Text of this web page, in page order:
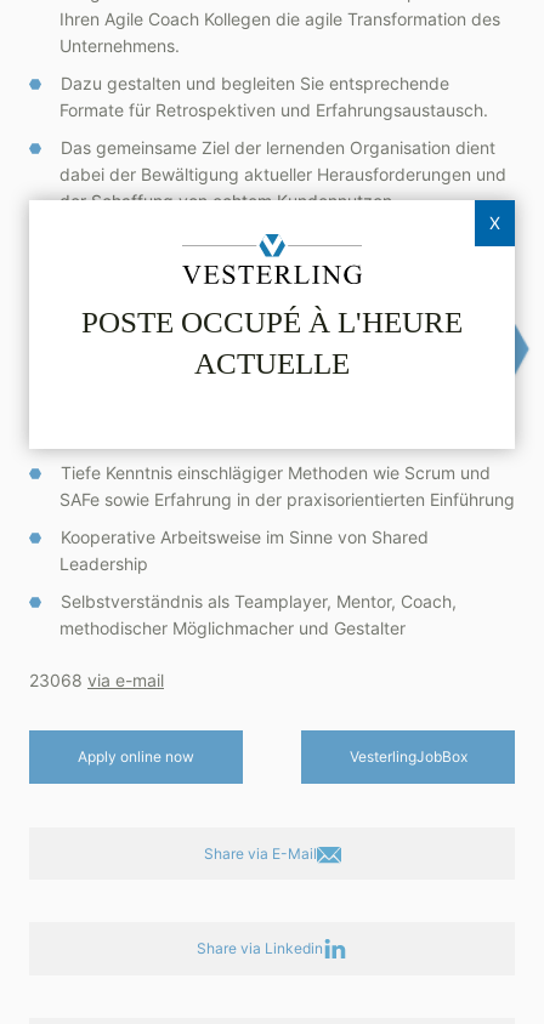
POSTE OCCUPÉ À L'HEURE
ACTUELLE
X
Ihren Agile Coach Kollegen die agile Transformation des
Unternehmens.
Dazu gestalten und begleiten Sie entsprechende
Formate für Retrospektiven und Erfahrungsaustausch.
Das gemeinsame Ziel der lernenden Organisation dient
dabei der Bewältigung aktueller Herausforderungen und
der Schaffung von echtem Kundennutzen.
VOTRE PROFIL
und Scrum Master
Tiefe Kenntnis einschlägiger Methoden wie Scrum und
SAFe sowie Erfahrung in der praxisorientierten Einführung
Kooperative Arbeitsweise im Sinne von Shared
Leadership
Selbstverständnis als Teamplayer, Mentor, Coach,
methodischer Möglichmacher und Gestalter
23068 via e-mail
Apply online now Vesterling­JobBox
Share via E-Mail
Share via Linkedin